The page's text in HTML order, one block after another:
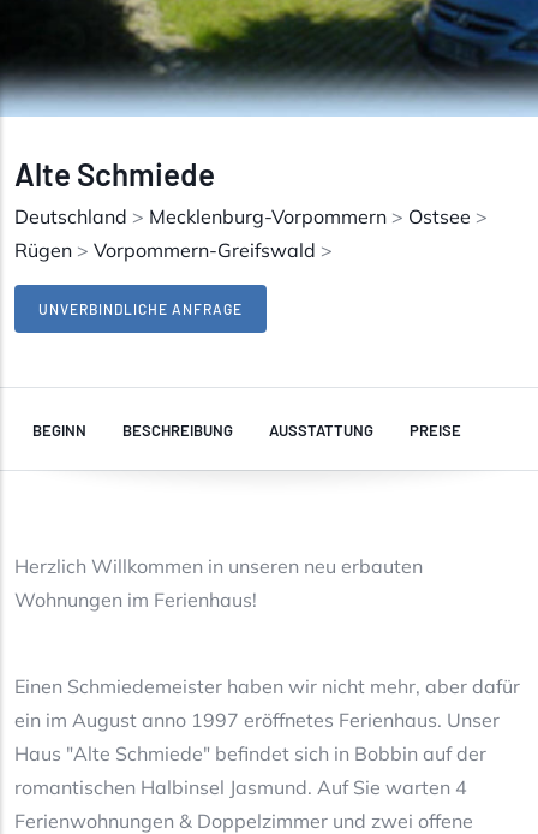
Alte Schmiede
Deutschland > Mecklenburg-Vorpommern > Ostsee >
Rügen > Vorpommern-Greifswald >
UNVERBINDLICHE ANFRAGE
BEGINN BESCHREIBUNG AUSSTATTUNG PREISE
Herzlich Willkommen in unseren neu erbauten
Wohnungen im Ferienhaus!
Einen Schmiedemeister haben wir nicht mehr, aber dafür
ein im August anno 1997 eröffnetes Ferienhaus. Unser
Haus "Alte Schmiede" befindet sich in Bobbin auf der
romantischen Halbinsel Jasmund. Auf Sie warten 4
Ferienwohnungen & Doppelzimmer und zwei offene